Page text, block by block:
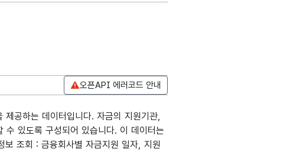
오픈API 에러코드 안내
공하는 데이터입니다. 자금의 지원기관,
수 있도록 구성되어 있습니다. 이 데이터는
조회 : 금융회사별 자금지원 일자, 지원